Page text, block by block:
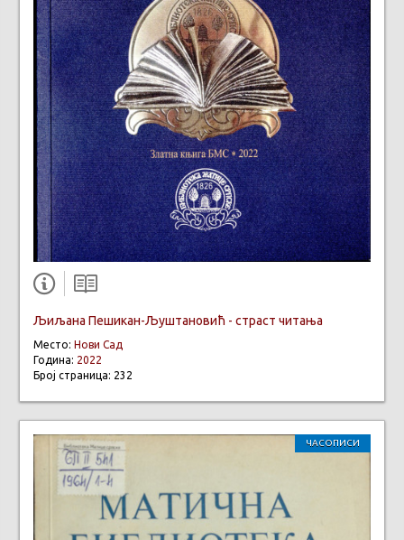
Љиљана Пешикан-Љуштановић - страст читања
Место: Нови Сад
Година: 2022
Број страница: 232
ЧАСОПИСИ